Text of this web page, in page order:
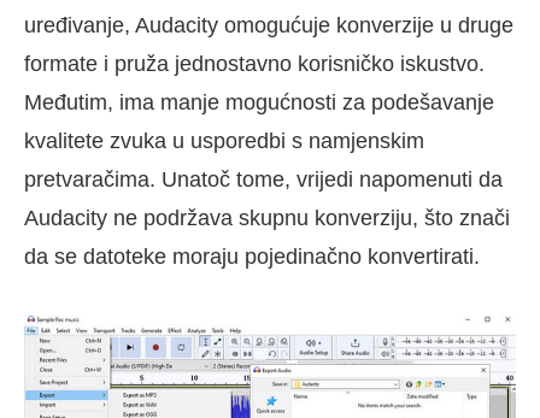
uređivanje, Audacity omogućuje konverzije u druge
formate i pruža jednostavno korisničko iskustvo.
Međutim, ima manje mogućnosti za podešavanje
kvalitete zvuka u usporedbi s namjenskim
pretvaračima. Unatoč tome, vrijedi napomenuti da
Audacity ne podržava skupnu konverziju, što znači
da se datoteke moraju pojedinačno konvertirati.